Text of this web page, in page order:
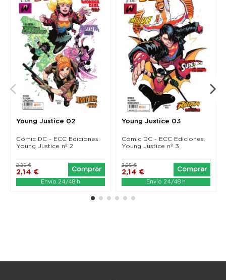
Young Justice 02
Cómic DC - ECC Ediciones.
Young Justice nº 2
2,14 €
2,25 €
Comprar
Envío 24/48 h
Young Justice 03
Cómic DC - ECC Ediciones.
Young Justice nº 3
2,14 €
2,25 €
Comprar
Envío 24/48 h